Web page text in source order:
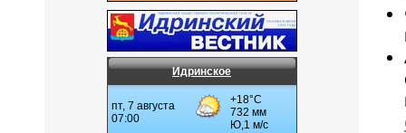
Идринское